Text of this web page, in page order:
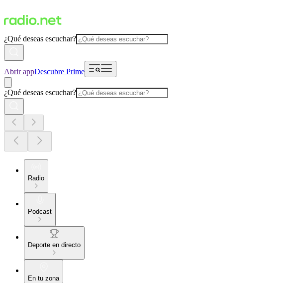
¿Qué deseas escuchar?
Abrir appDescubre Prime
¿Qué deseas escuchar?
Radio
Podcast
Deporte en directo
En tu zona